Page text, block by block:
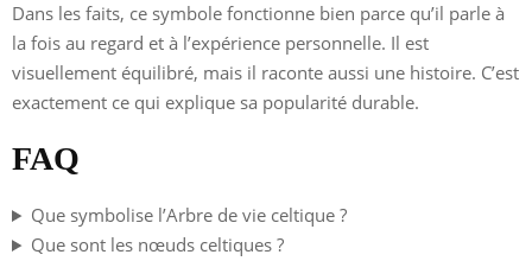
Dans les faits, ce symbole fonctionne bien parce qu’il parle à
la fois au regard et à l’expérience personnelle. Il est
visuellement équilibré, mais il raconte aussi une histoire. C’est
exactement ce qui explique sa popularité durable.
FAQ
Que symbolise l’Arbre de vie celtique ?
Que sont les nœuds celtiques ?